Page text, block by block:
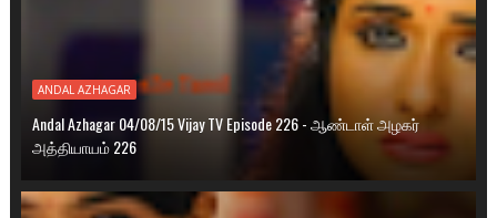
ANDAL AZHAGAR
Andal Azhagar 04/08/15 Vijay TV Episode 226 - ஆண்டாள் அழகர்
அத்தியாயம் 226